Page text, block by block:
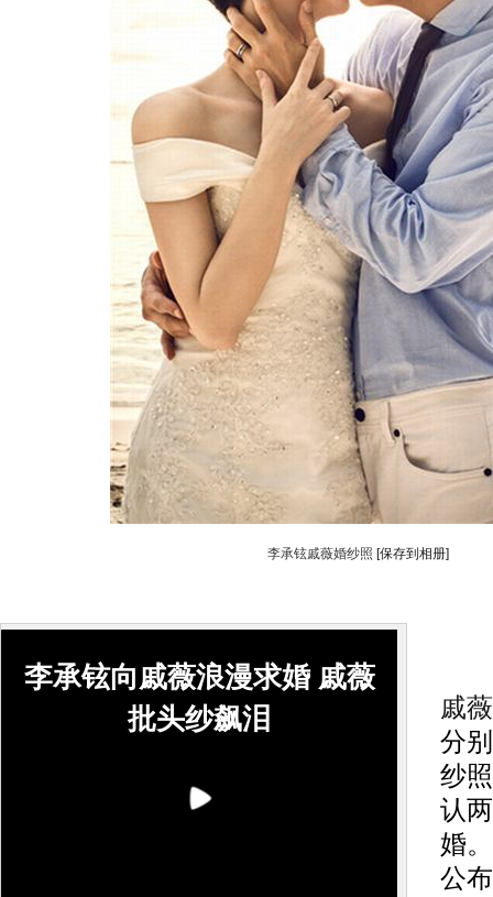
李承铉戚薇婚纱照 [保存到相册]
李承铉向戚薇浪漫求婚 戚薇
批头纱飙泪
戚薇
分
纱
认
婚
公